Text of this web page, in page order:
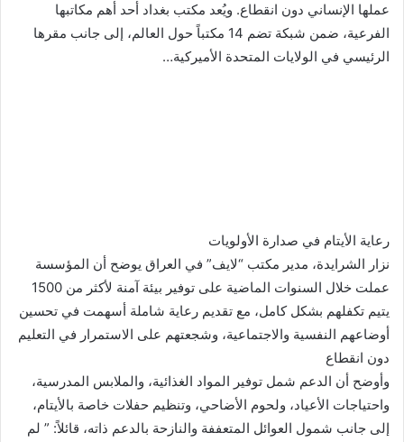
عملها الإنساني دون انقطاع. ويُعد مكتب بغداد أحد أهم مكاتبها
الفرعية، ضمن شبكة تضم 14 مكتباً حول العالم، إلى جانب مقرها
الرئيسي في الولايات المتحدة الأميركية…
رعاية الأيتام في صدارة الأولويات
نزار الشرايدة، مدير مكتب “لايف” في العراق يوضح أن المؤسسة
عملت خلال السنوات الماضية على توفير بيئة آمنة لأكثر من 1500
يتيم تكفلهم بشكل كامل، مع تقديم رعاية شاملة أسهمت في تحسين
أوضاعهم النفسية والاجتماعية، وشجعتهم على الاستمرار في التعليم
دون انقطاع
وأوضح أن الدعم شمل توفير المواد الغذائية، والملابس المدرسية،
واحتياجات الأعياد، ولحوم الأضاحي، وتنظيم حفلات خاصة بالأيتام،
إلى جانب شمول العوائل المتعففة والنازحة بالدعم ذاته، قائلاً: ” لم